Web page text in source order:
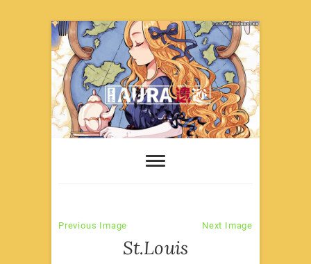
Skip
to
content
Previous Image Next Image
St.Louis